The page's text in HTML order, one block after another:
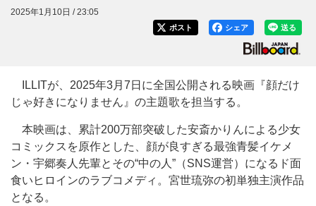
2025年1月10日 / 23:05
送る
シェア
ポスト
ILLITが、2025年3月7日に全国公開される映画『顔だけ
じゃ好きになりません』の主題歌を担当する。
本映画は、累計200万部突破した安斎かりんによる少女
コミックスを原作とした、顔が良すぎる最強青髪イケメ
ン・宇郷奏人先輩とその“中の人”（SNS運営）になるド面
食いヒロインのラブコメディ。宮世琉弥の初単独主演作品
となる。